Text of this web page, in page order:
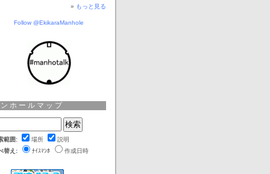
» もっと見る
Follow @EkikaraManhole
ホールマップ
範囲: 場所
説明
替え:
ﾅｲｽﾏﾝﾎ 作成日時